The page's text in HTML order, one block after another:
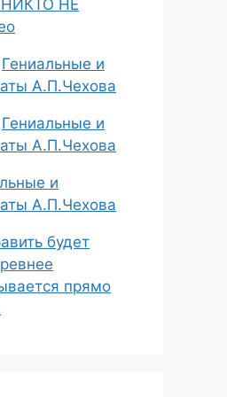
НЕ
Гениальные и
А.П.Чехова
Гениальные и
А.П.Чехова
и
А.П.Чехова
будет
прямо